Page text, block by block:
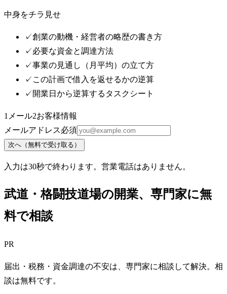
中身をチラ見せ
✓創業の動機・経営者の略歴の書き方
✓必要な資金と調達方法
✓事業の見通し（月平均）の立て方
✓ この計画で借入を返せるかの逆算
✓ 開業日から逆算するタスクシート
1 メール2お客様情報
メールアドレス必須
次へ（無料で受け取る）
入力は30秒で終わります。営業電話はありません。
武道・格闘技道場の開業、専門家に無
料で相談
PR
届出・税務・資金調達の不安は、専門家に相談して解決。相
談は無料です。